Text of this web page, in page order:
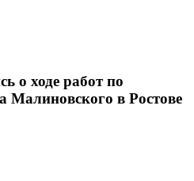
о ходе работ по
Малиновского в Ростове